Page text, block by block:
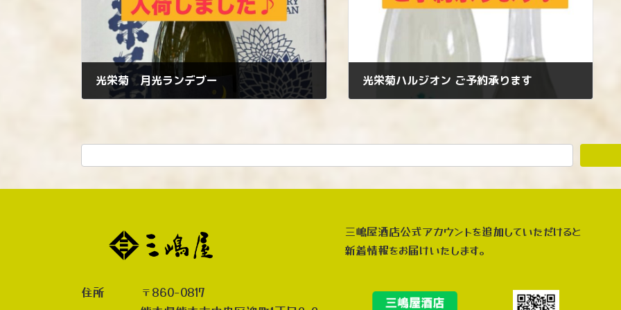
光栄菊 月光ランデブー 光栄菊ハルジオン ご予約承ります
住所 〒860-0817
三嶋屋酒店公式アカウントを追加していただけると
新着情報をお届けいたします。